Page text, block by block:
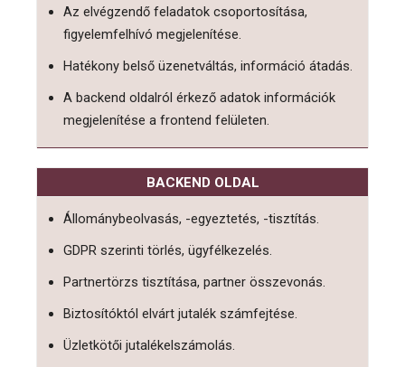
Az elvégzendő feladatok csoportosítása,
figyelemfelhívó megjelenítése.
Hatékony belső üzenetváltás, információ átadás.
A backend oldalról érkező adatok információk
megjelenítése a frontend felületen.
BACKEND OLDAL
Állománybeolvasás, -egyeztetés, -tisztítás.
GDPR szerinti törlés, ügyfélkezelés.
Partnertörzs tisztítása, partner összevonás.
Biztosítóktól elvárt jutalék számfejtése.
Üzletkötői jutalékelszámolás.